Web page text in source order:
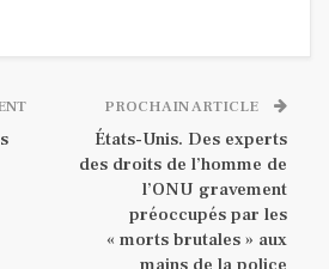
PROCHAIN ARTICLE
États-Unis. Des experts
des droits de l’homme de
l’ONU gravement
préoccupés par les
« morts brutales » aux